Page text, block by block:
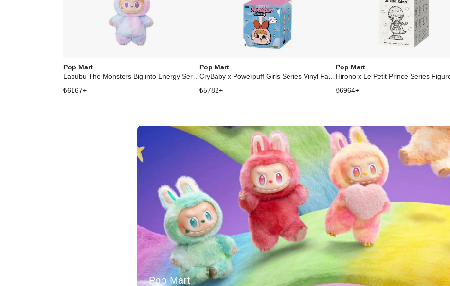
Pop Mart
₺6167+
Pop Mart
₺5782+
Pop Mart
₺6964+
Pop Mart